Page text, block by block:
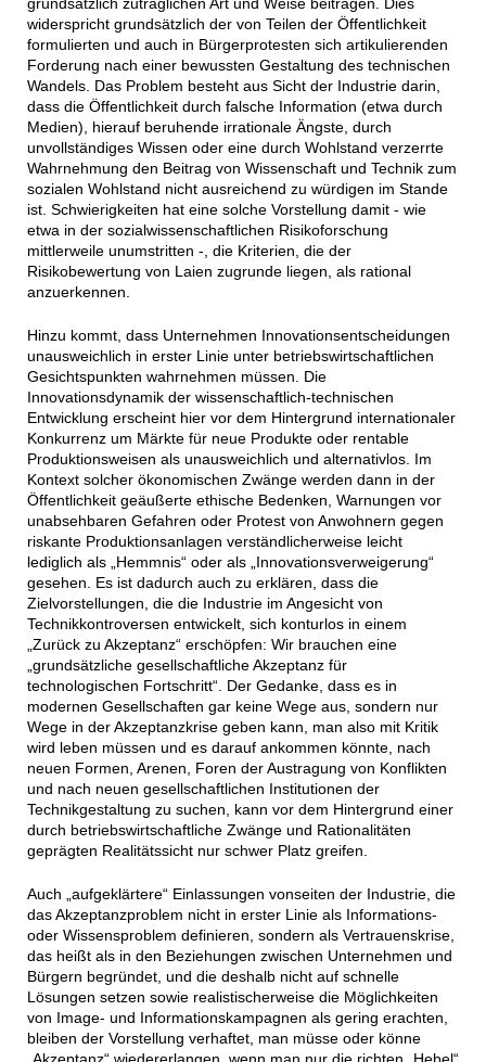
grundsätzlich zuträglichen Art und Weise beitragen. Dies
widerspricht grundsätzlich der von Teilen der Öffentlichkeit
formulierten und auch in Bürgerprotesten sich artikulierenden
Forderung nach einer bewussten Gestaltung des technischen
Wandels. Das Problem besteht aus Sicht der Industrie darin,
dass die Öffentlichkeit durch falsche Information (etwa durch
Medien), hierauf beruhende irrationale Ängste, durch
unvollständiges Wissen oder eine durch Wohlstand verzerrte
Wahrnehmung den Beitrag von Wissenschaft und Technik zum
sozialen Wohlstand nicht ausreichend zu würdigen im Stande
ist. Schwierigkeiten hat eine solche Vorstellung damit - wie
etwa in der sozialwissenschaftlichen Risikoforschung
mittlerweile unumstritten -, die Kriterien, die der
Risikobewertung von Laien zugrunde liegen, als rational
anzuerkennen.
Hinzu kommt, dass Unternehmen Innovationsentscheidungen
unausweichlich in erster Linie unter betriebswirtschaftlichen
Gesichtspunkten wahrnehmen müssen. Die
Innovationsdynamik der wissenschaftlich-technischen
Entwicklung erscheint hier vor dem Hintergrund internationaler
Konkurrenz um Märkte für neue Produkte oder rentable
Produktionsweisen als unausweichlich und alternativlos. Im
Kontext solcher ökonomischen Zwänge werden dann in der
Öffentlichkeit geäußerte ethische Bedenken, Warnungen vor
unabsehbaren Gefahren oder Protest von Anwohnern gegen
riskante Produktionsanlagen verständlicherweise leicht
lediglich als „Hemmnis“ oder als „Innovationsverweigerung“
gesehen. Es ist dadurch auch zu erklären, dass die
Zielvorstellungen, die die Industrie im Angesicht von
Technikkontroversen entwickelt, sich konturlos in einem
„Zurück zu Akzeptanz“ erschöpfen: Wir brauchen eine
„grundsätzliche gesellschaftliche Akzeptanz für
technologischen Fortschritt“. Der Gedanke, dass es in
modernen Gesellschaften gar keine Wege aus, sondern nur
Wege in der Akzeptanzkrise geben kann, man also mit Kritik
wird leben müssen und es darauf ankommen könnte, nach
neuen Formen, Arenen, Foren der Austragung von Konflikten
und nach neuen gesellschaftlichen Institutionen der
Technikgestaltung zu suchen, kann vor dem Hintergrund einer
durch betriebswirtschaftliche Zwänge und Rationalitäten
geprägten Realitätssicht nur schwer Platz greifen.
Auch „aufgeklärtere“ Einlassungen vonseiten der Industrie, die
das Akzeptanzproblem nicht in erster Linie als Informations-
oder Wissensproblem definieren, sondern als Vertrauenskrise,
das heißt als in den Beziehungen zwischen Unternehmen und
Bürgern begründet, und die deshalb nicht auf schnelle
Lösungen setzen sowie realistischerweise die Möglichkeiten
von Image- und Informationskampagnen als gering erachten,
bleiben der Vorstellung verhaftet, man müsse oder könne